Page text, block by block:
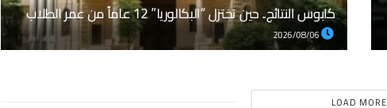
كابوس النتائج.. حين تختزل “البكالوريا” 12 عاماً من عمر الطلاب
LOAD MORE